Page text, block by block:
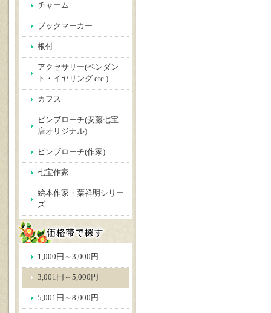
チャーム
ブックマーカー
根付
アクセサリー(ペンダン
ト・イヤリング etc.)
カフス
ピンブローチ(安藤七宝
店オリジナル)
ピンブローチ(作家)
七宝作家
絵本作家・葉祥明シリー
ズ
1,000円～3,000円
3,001円～5,000円
5,001円～8,000円